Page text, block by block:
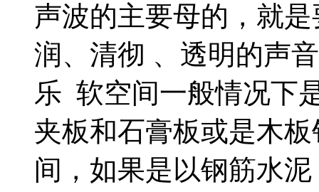
声波的主要母的，就
润、清彻 、透明的声
乐 软空间一般情况下
夹板和石膏板或是木
间，如果是以钢筋水